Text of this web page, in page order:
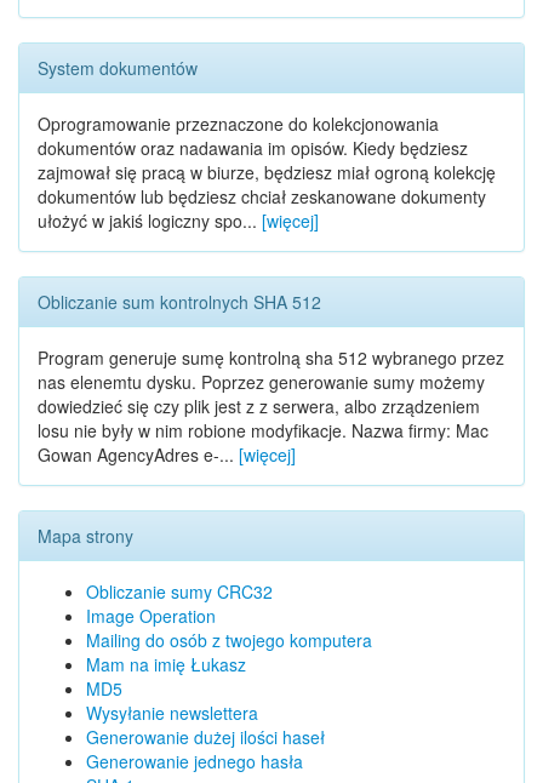
System dokumentów
Oprogramowanie przeznaczone do kolekcjonowania
dokumentów oraz nadawania im opisów. Kiedy będziesz
zajmował się pracą w biurze, będziesz miał ogroną kolekcję
dokumentów lub będziesz chciał zeskanowane dokumenty
ułożyć w jakiś logiczny spo... [więcej]
Obliczanie sum kontrolnych SHA 512
Program generuje sumę kontrolną sha 512 wybranego przez
nas elenemtu dysku. Poprzez generowanie sumy możemy
dowiedzieć się czy plik jest z z serwera, albo zrządzeniem
losu nie były w nim robione modyfikacje. Nazwa firmy: Mac
Gowan AgencyAdres e-... [więcej]
Mapa strony
Obliczanie sumy CRC32
Image Operation
Mailing do osób z twojego komputera
Mam na imię Łukasz
MD5
Wysyłanie newslettera
Generowanie dużej ilości haseł
Generowanie jednego hasła